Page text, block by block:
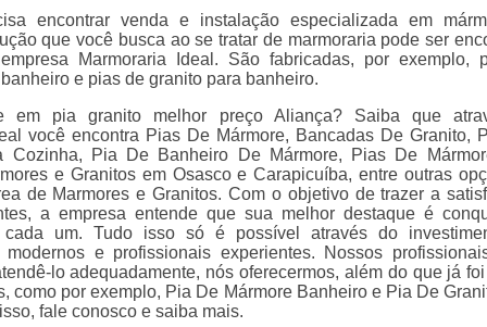
encontrar venda e instalação especializada em
que você busca ao se tratar de marmoraria pode ser
Marmoraria Ideal. São fabricadas, por exemplo,
e pias de granito para banheiro.
em pia granito melhor preço Aliança? Saiba que
você encontra Pias De Mármore, Bancadas De Granito,
Cozinha, Pia De Banheiro De Mármore, Pias De
e Granitos em Osasco e Carapicuíba, entre outras
de Marmores e Granitos. Com o objetivo de trazer a
a empresa entende que sua melhor destaque é
cada um. Tudo isso só é possível através do
modernos e profissionais experientes. Nossos
lo adequadamente, nós oferecermos, além do que já
como por exemplo, Pia De Mármore Banheiro e Pia De
fale conosco e saiba mais.